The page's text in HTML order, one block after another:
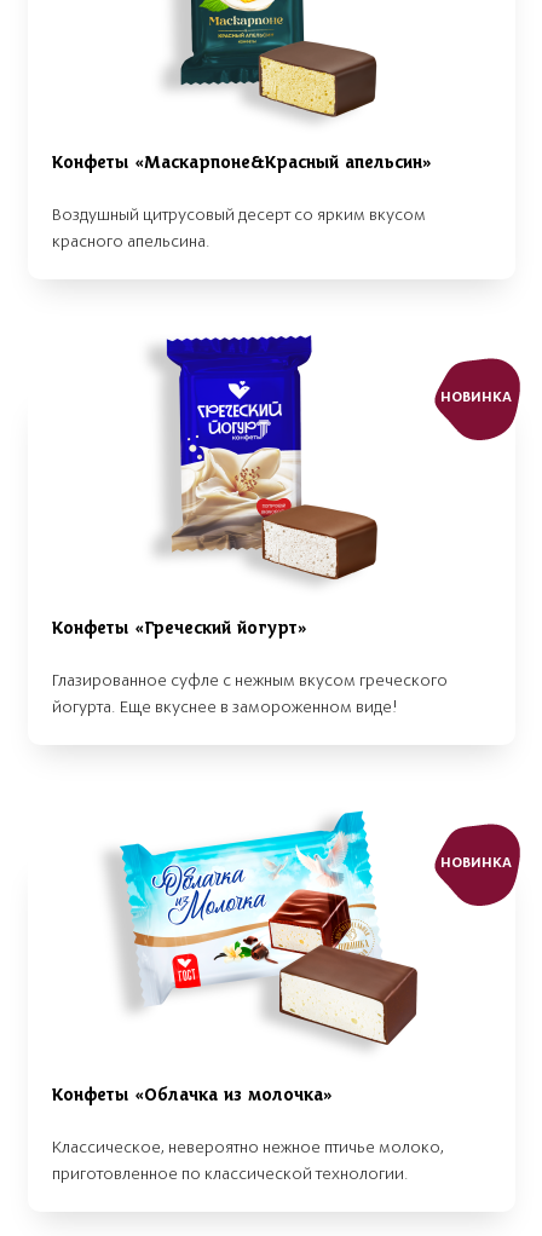
Конфеты «Маскарпоне&Красный апельсин»
Воздушный цитрусовый десерт со ярким вкусом
красного апельсина.
НОВИНКА
Конфеты «Греческий йогурт»
Глазированное суфле с нежным вкусом греческого
йогурта. Еще вкуснее в замороженном виде!
НОВИНКА
Конфеты «Облачка из молочка»
Классическое, невероятно нежное птичье молоко,
приготовленное по классической технологии.